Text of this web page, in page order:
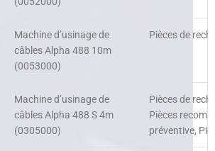
Machine d’usinage de
câbles Alpha 488 10m
(0053000)
Pièces de
Machine d’usinage de
câbles Alpha 488 S 4m
(0305000)
Pièces de
Pièces
préventive,